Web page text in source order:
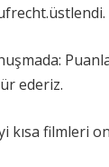
ederiz.
filmleri